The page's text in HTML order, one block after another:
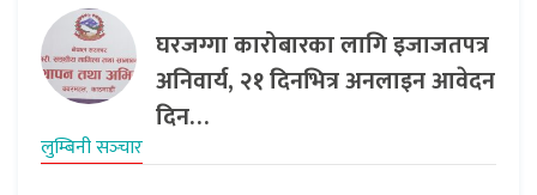
घरजग्गा कारोबारका लागि इजाजतपत्र
अनिवार्य, २१ दिनभित्र अनलाइन आवेदन
दिन…
लुम्बिनी सञ्‍चार